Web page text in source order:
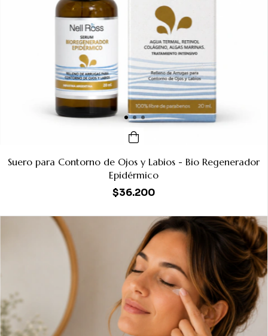
Suero para Contorno de Ojos y Labios - Bio Regenerador
Epidérmico
$36.200